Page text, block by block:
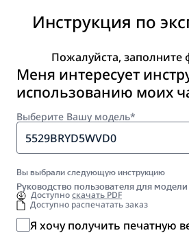
Инструкция по
Пожалуйста,
Меня интересует
использованию моих
Выберите Вашу модель*
5529BRYD5WVD0
Вы выбрали следующую инструкцию
Руководство пользователя для модели
Доступноскачать PDF
Доступно распечатать заказ
Я хочу получить печатную